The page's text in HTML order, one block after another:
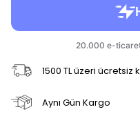
1500 TL üzeri ücretsiz
Aynı Gün Kargo